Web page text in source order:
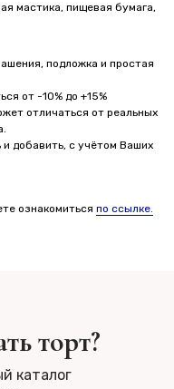
мастика, пищевая бумага,
подложка и простая
от -10% до +15%
отличаться от реальных
добавить, с учётом Ваших
ознакомиться по ссылке.
торт?
каталог